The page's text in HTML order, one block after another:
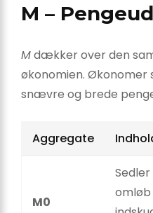
M –
Mdækker over den
økonomien. Økonomer
snævre og brede
Aggregate
M0
omløb